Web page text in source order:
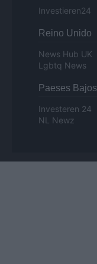
Investieren24
Reino Unido
News Hub UK
Lgbtq News
Paeses Bajos
Investeren 24
NL Newz